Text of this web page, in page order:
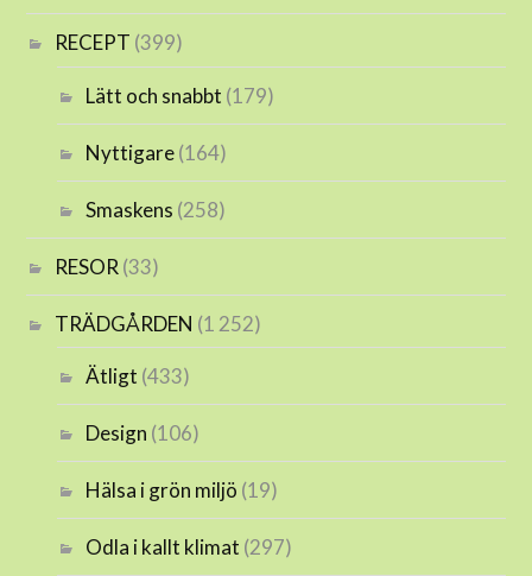
RECEPT (399)
Lätt och snabbt (179)
Nyttigare(164)
Smaskens (258)
RESOR (33)
TRÄDGÅRDEN (1 252)
Ätligt (433)
Design (106)
Hälsa i grön miljö (19)
Odla i kallt klimat (297)